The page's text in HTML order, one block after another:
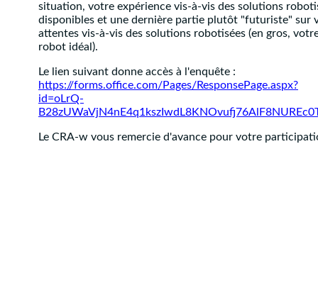
situation, votre expérience vis-à-vis des solutions
disponibles et une dernière partie plutôt "futuriste" sur
attentes vis-à-vis des solutions robotisées (en gros,
robot idéal).
Le lien suivant donne accès à l'enquête :
https://forms.office.com/Pages/ResponsePage.aspx?
id=oLrQ-
Le CRA-w vous remercie d'avance pour votre